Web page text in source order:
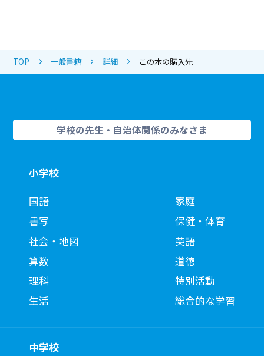
TOP 一般書籍 詳細 この本の購入先
学校の先生・自治体関係のみなさま
小学校
国語
書写
社会・地図
算数
理科
生活
家庭
保健・体育
英語
道徳
特別活動
総合的な学習
中学校